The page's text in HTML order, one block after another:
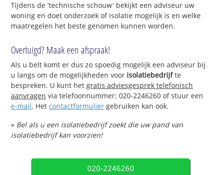
Tijdens de 'technische schouw' bekijkt een adviseur uw
woning en doet onderzoek of isolatie mogelijk is en welke
maatregelen het beste genomen kunnen worden.
Overtuigd? Maak een afspraak!
Als u belt komt er dus zo spoedig mogelijk een adviseur bij
u langs om de mogelijkheden voor isolatiebedrijfte
bespreken. U kunt hetgratis adviesgesprek telefonisch
aanvragen via telefoonnummer: 020-2246260 of stuur een
e-mail. Hetcontactformulier gebruiken kan ook.
» Bel als u een isolatiebedrijf zoekt die uw pand van
isolatiebedrijf kan voorzien!
020-2246260